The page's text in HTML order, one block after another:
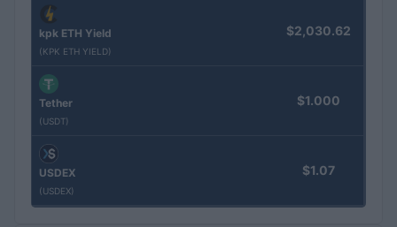
kpk ETH Yield
(KPK ETH YIELD)
$2,030.62
Tether
(USDT)
$1.000
USDEX
(USDEX)
$1.07